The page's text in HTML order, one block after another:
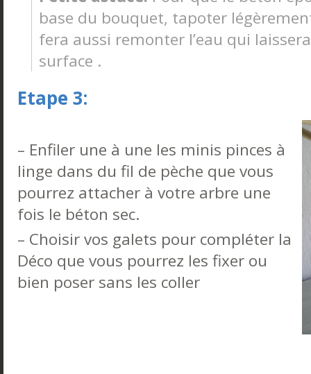
base du bouquet, tapoter
fera aussi remonter l’eau qui
surface .
Etape 3:
– Enfiler une à une les minis pinces à
linge dans du fil de pèche que vous
pourrez attacher à votre arbre une
fois le béton sec.
– Choisir vos galets pour compléter la
Déco que vous pourrez les fixer ou
bien poser sans les coller